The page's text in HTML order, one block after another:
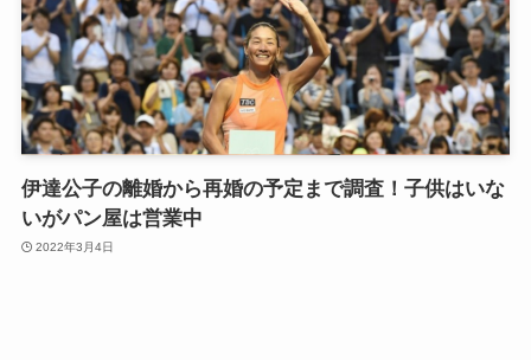
伊達公子の離婚から再婚の予定まで調査！子供はいな
いがパン屋は営業中
2022年3月4日